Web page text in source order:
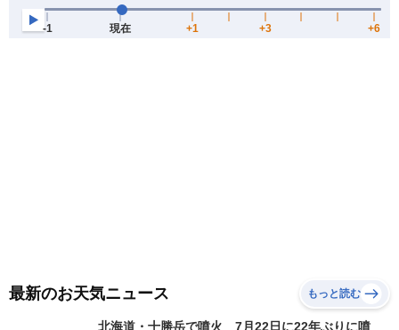
最新のお天気ニュース もっと読む
北海道・十勝岳で噴火 7月22日に22年ぶりに噴